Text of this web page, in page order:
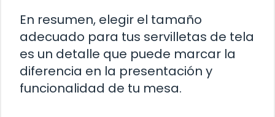
En resumen, elegir el tamaño
adecuado para tus servilletas de tela
es un detalle que puede marcar la
diferencia en la presentación y
funcionalidad de tu mesa.